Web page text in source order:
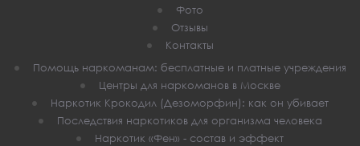
Фото
Отзывы
Контакты
Помощь наркоманам: бесплатные и платные учреждения
Центры для наркоманов в Москве
Наркотик Крокодил (Дезоморфин): как он убивает
Последствия наркотиков для организма человека
Наркотик «Фен» - состав и эффект